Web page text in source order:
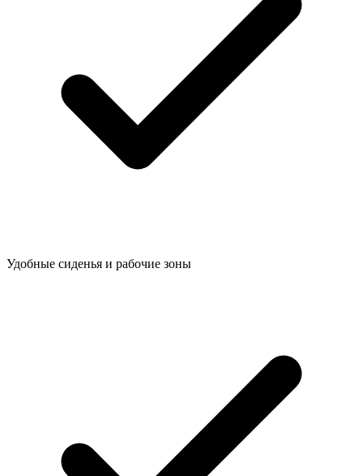
Удобные сиденья и рабочие зоны